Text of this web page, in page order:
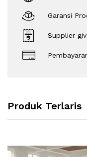
Garansi
Supplier
Produk Terlaris